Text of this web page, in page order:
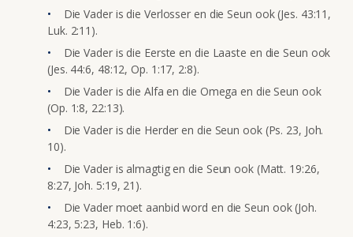
Die Vader is die Verlosser en die Seun ook (Jes. 43:11,
Luk. 2:11).
Die Vader is die Eerste en die Laaste en die Seun ook
(Jes. 44:6, 48:12, Op. 1:17, 2:8).
Die Vader is die Alfa en die Omega en die Seun ook
(Op. 1:8, 22:13).
Die Vader is die Herder en die Seun ook (Ps. 23, Joh.
10).
Die Vader is almagtig en die Seun ook (Matt. 19:26,
8:27, Joh. 5:19, 21).
Die Vader moet aanbid word en die Seun ook (Joh.
4:23, 5:23, Heb. 1:6).